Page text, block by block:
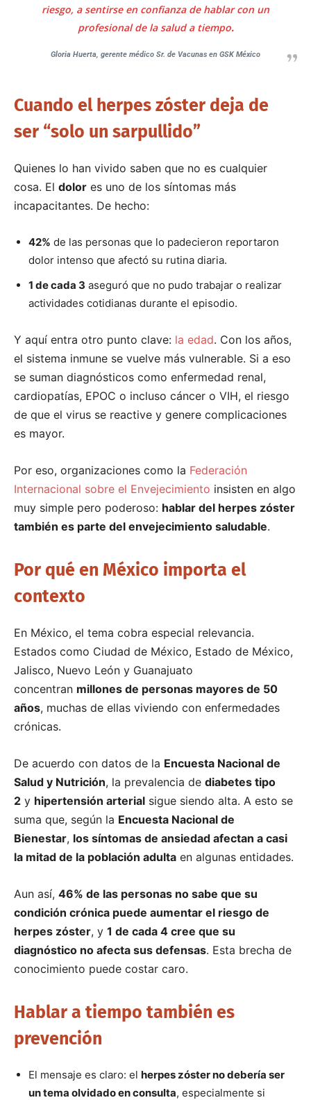
riesgo, a sentirse en confianza de hablar con un
profesional de la salud a tiempo.
Gloria Huerta, gerente médico Sr. de Vacunas en GSK México
Cuando el herpes zóster deja de
ser “solo un sarpullido”
Quienes lo han vivido saben que no es cualquier
cosa. El dolor es uno de los síntomas más
incapacitantes. De hecho:
42% de las personas que lo padecieron reportaron
dolor intenso que afectó su rutina diaria.
1 de cada 3 aseguró que no pudo trabajar o realizar
actividades cotidianas durante el episodio.
Y aquí entra otro punto clave: la edad. Con los años,
el sistema inmune se vuelve más vulnerable. Si a eso
se suman diagnósticos como enfermedad renal,
cardiopatías, EPOC o incluso cáncer o VIH, el riesgo
de que el virus se reactive y genere complicaciones
es mayor.
Por eso, organizaciones como la Federación
Internacional sobre el Envejecimiento insisten en algo
muy simple pero poderoso: hablar del herpes zóster
también es parte del envejecimiento saludable.
Por qué en México importa el
contexto
En México, el tema cobra especial relevancia.
Estados como Ciudad de México, Estado de México,
Jalisco, Nuevo León y Guanajuato
concentran millones de personas mayores de 50
años, muchas de ellas viviendo con enfermedades
crónicas.
De acuerdo con datos de la Encuesta Nacional de
Salud y Nutrición, la prevalencia de diabetes tipo
2 y hipertensión arterial sigue siendo alta. A esto se
suma que, según la Encuesta Nacional de
Bienestar, los síntomas de ansiedad afectan a casi
la mitad de la población adulta en algunas entidades.
Aun así, 46% de las personas no sabe que su
condición crónica puede aumentar el riesgo de
herpes zóster, y 1 de cada 4 cree que su
diagnóstico no afecta sus defensas. Esta brecha de
conocimiento puede costar caro.
Hablar a tiempo también es
prevención
El mensaje es claro: el herpes zóster no debería ser
un tema olvidado en consulta, especialmente si